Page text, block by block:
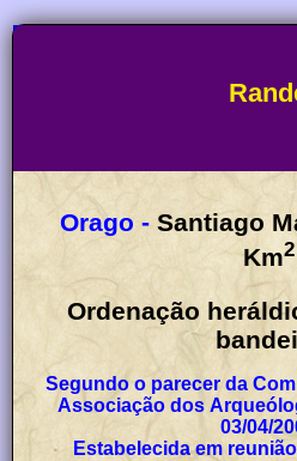
Orago - Santiago
Km2
Ordenação
Segundo o parecer da
Associação dos
03/04/
Estabelecida em